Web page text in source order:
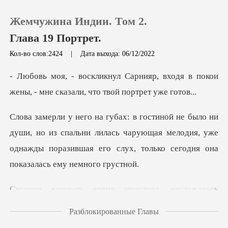
0
История чтения
Выйти
Жемчужина Индии. Том 2.
Глава 19 Портрет.
Кол-во слов:2424 | Дата выхода: 06/12/2022
р, входя в покои
жены, - мне сказ
из спальни лилась чарующая мелодия, уже
однажды поразившая е
Разблокированные Главы